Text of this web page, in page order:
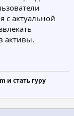
с актуальной
активы.
и стать гуру